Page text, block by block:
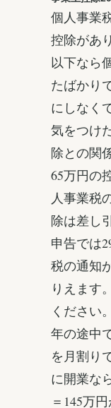
個人事業
控除があ
以下なら
たばかり
にしなく
気をつけ
除との関
65万円の
人事業税
除は差し
申告では
税の通知
りえます
ください。
年の途中
を月割り
に開業な
＝145万